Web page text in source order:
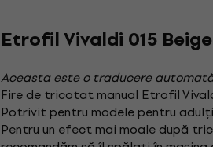
Etrofil Vivaldi 015
Aceasta este o traducere
Fire de tricotat manual Etrofil
Potrivit pentru modele pentru
Pentru un efect mai moale după